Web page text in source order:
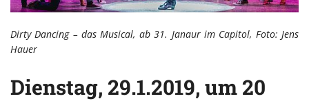
Dirty Dancing – das Musical, ab 31. Janaur im Capitol, Foto: Jens
Hauer
Dienstag, 29.1.2019, um 20